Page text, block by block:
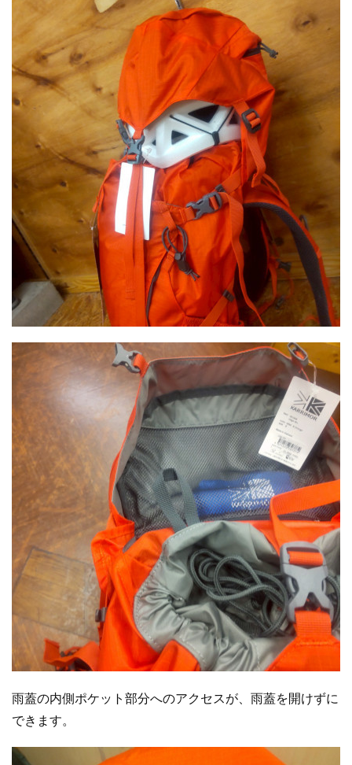
雨蓋の内側ポケット部分へのアクセスが、雨蓋を開けずに
できます。